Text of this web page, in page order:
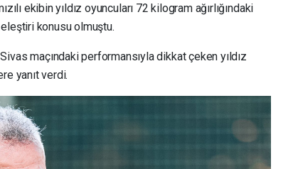
ekibin yıldız oyuncuları 72 kilogram ağırlığındaki
eleştiri konusu olmuştu.
maçındaki performansıyla dikkat çeken yıldız
yanıt verdi.